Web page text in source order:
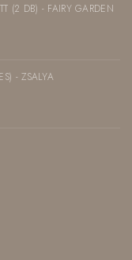
(2 DB) - FAIRY GARDEN
- ZSÁLYA